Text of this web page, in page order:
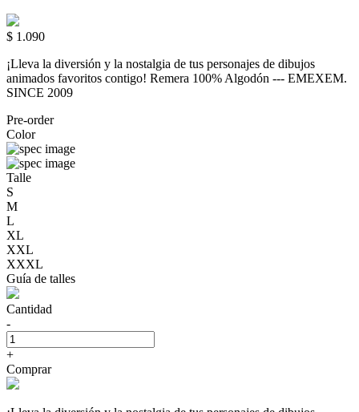
$ 1.090
¡Lleva la diversión y la nostalgia de tus personajes de dibujos
animados favoritos contigo! Remera 100% Algodón --- EMEXEM.
SINCE 2009
Pre-order
Color
Talle
S
M
L
XL
XXL
XXXL
Guía de talles
Cantidad
-
+
Comprar